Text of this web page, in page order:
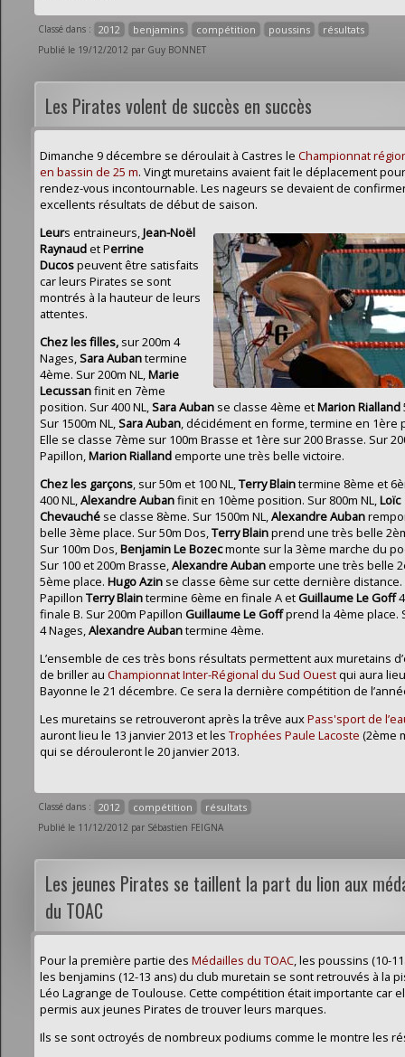
Classé dans : 2012 benjamins compétition poussins résultats
Publié le 19/12/2012 par Guy BONNET
Les Pirates volent de succès en succès
Dimanche 9 décembre se déroulait à Castres le Championnat
en bassin de 25 m. Vingt muretains avaient fait le déplacement
rendez-vous incontournable. Les nageurs se devaient de
excellents résultats de début de saison.
Leurs entraineurs,Jean-Noël
Raynaudet Perrine
Ducospeuvent être satisfaits
car leurs Pirates se sont
montrés à la hauteur de leurs
attentes.
Chez les filles, sur 200m 4
Nages,Sara Aubantermine
4ème. Sur 200m NL,Marie
Lecussanfinit en 7ème
position. Sur 400 NL,Sara Auban se classe 4ème etMarion Rialland
Sur 1500m NL,Sara Auban, décidément en forme, termine en 1ère
Elle se classe 7ème sur 100m Brasse et 1ère sur 200 Brasse. Sur
Papillon,Marion Riallandemporte une très belle victoire.
Chez les garçons, sur 50m et 100 NL,Terry Blaintermine 8ème et
400 NL,Alexandre Aubanfinit en 10ème position. Sur 800m NL,Loïc
Chevauché se classe 8ème. Sur 1500m NL,Alexandre Auban
belle 3ème place. Sur 50m Dos,Terry Blainprend une très belle
Sur 100m Dos,Benjamin Le Bozecmonte sur la 3ème marche du
Sur 100 et 200m Brasse,Alexandre Aubanemporte une très belle
5ème place. Hugo Azin se classe 6ème sur cette dernière distance.
Papillon Terry Blaintermine 6ème en finale A etGuillaume Le Goff
finale B. Sur 200m Papillon Guillaume Le Goffprend la 4ème place.
4 Nages,Alexandre Aubantermine 4ème.
L’ensemble de ces très bons résultats permettent aux muretains
de briller au Championnat Inter-Régional du Sud Ouestqui aura
Bayonne le 21 décembre. Ce sera la dernière compétition de
Les muretains se retrouveront après la trêve auxPass'sport de
auront lieu le 13 janvier 2013 et les Trophées Paule Lacoste (2ème
qui se dérouleront le 20 janvier 2013.
Classé dans : 2012 compétition résultats
Publié le 11/12/2012 par Sébastien FEIGNA
Les jeunes Pirates se taillent la part du lion aux
du TOAC
Pour la première partie des Médailles du TOAC, les poussins (10-
les benjamins (12-13 ans) du club muretain se sont retrouvés à la
Léo Lagrange de Toulouse. Cette compétition était importante car
permis aux jeunes Pirates de trouver leurs marques.
Ils se sont octroyés de nombreux podiums comme le montre les